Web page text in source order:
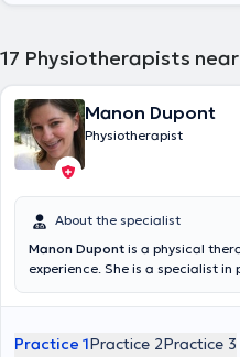
17 Physiotherapists
Manon Dupont
Physiotherapist
About the specialist
Manon Dupont is a physical
experience. She is a specialist
delay, respiratory physical
perfect her expertise in physical
Practice 1Practice 2Practice 3